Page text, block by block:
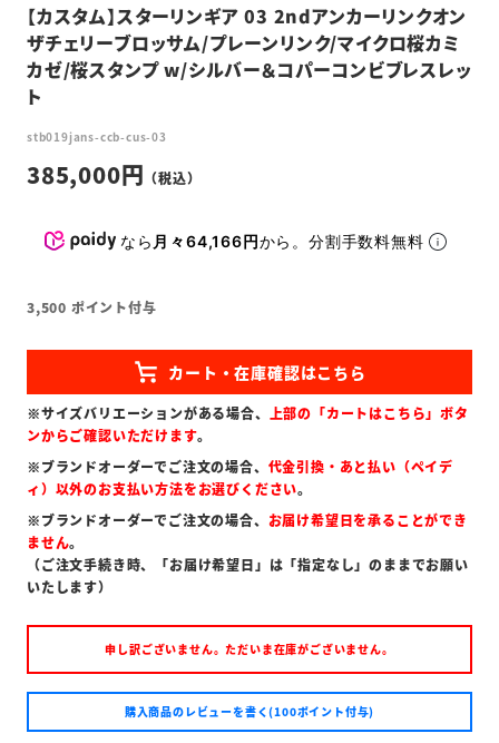
【カスタム】スターリンギア 03 2ndアンカーリンクオン
ザチェリーブロッサム/プレーンリンク/マイクロ桜カミ
カゼ/桜スタンプ w/シルバー＆コパーコンビブレスレッ
ト
stb019jans-ccb-cus-03
385,000
なら 月々64,166円から。分割手数料無料
3,500 ポイント付与
※サイズバリエーションがある場合、 上部の「カートはこちら」ボタ
ンからご確認いただけます。
※ブランドオーダーでご注文の場合、 代金引換・あと払い（ペイデ
ィ）以外のお支払い方法をお選びください。
※ブランドオーダーでご注文の場合、 お届け希望日を承ることができ
ません。
（ご注文手続き時、「お届け希望日」は「指定なし」のままでお願い
いたします）
申し訳ございません。ただいま在庫がございません。
購入商品のレビューを書く(100ポイント付与)